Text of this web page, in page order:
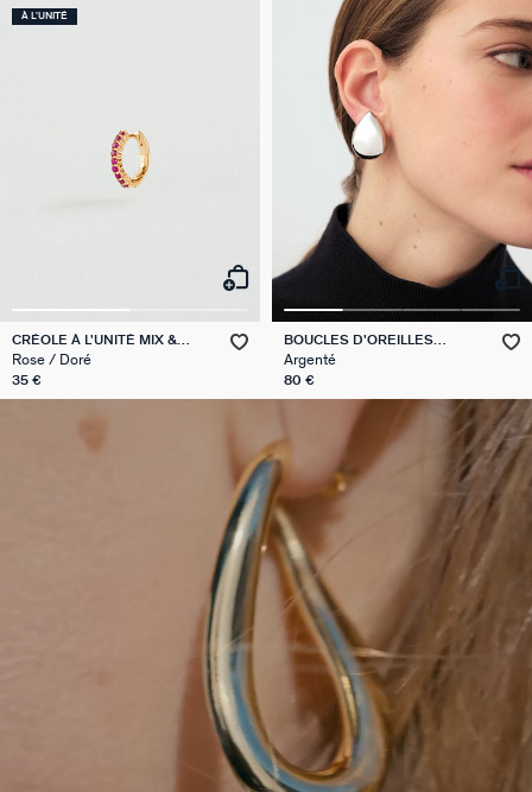
À L'UNITÉ
CRÉOLE À L'UNITÉ MIX &
MATCH
Rose / Doré
35 €
BOUCLES D'OREILLES
PENDANTES DANAE
Argenté
80 €